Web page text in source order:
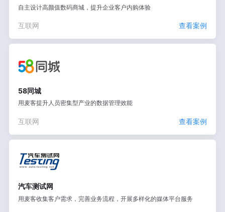
自主设计高颜值数码商城，提升企业客户内购体验
互联网 查看案例
58同城
用麦客提升人员密集型产业的数据管理效能
互联网 查看案例
汽车测试网
用麦客收集客户需求，完善业务流程，开展多样化的媒体平台服务